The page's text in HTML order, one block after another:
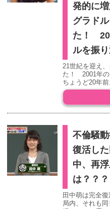
発的に
グラド
た！
ルを振
21世紀を迎え
た！ 2001年
ちょうど20年
不倫騒
復活し
中、再
は？？？
田中萌は完全
局内、それも